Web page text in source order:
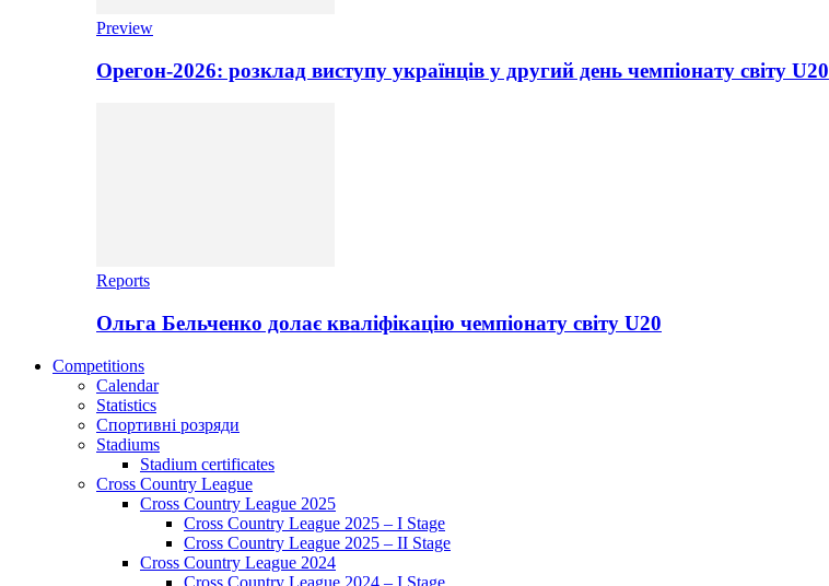
Preview
Орегон-2026: розклад виступу українців у другий день чемпіонату світу U20
Reports
Ольга Бельченко долає кваліфікацію чемпіонату світу U20
Competitions
Calendar
Statistics
Спортивні розряди
Stadiums
Stadium certificates
Cross Country League
Cross Country League 2025
Cross Country League 2025 – I Stage
Cross Country League 2025 – II Stage
Cross Country League 2024
Cross Country League 2024 – I Stage